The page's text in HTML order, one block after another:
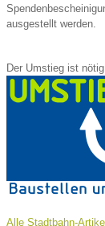
ausgestellt werden.
Der Umstieg ist
Alle Stadtbahn-